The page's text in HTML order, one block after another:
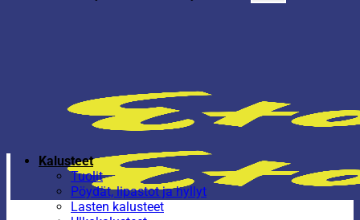
Kalusteet
Tuolit
Pöydät, lipastot ja hyllyt
Lasten kalusteet